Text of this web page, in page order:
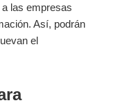
las empresas
Así, podrán
el